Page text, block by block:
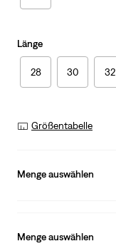
Länge
28 30 32
Größentabelle
Menge auswählen
Menge auswählen